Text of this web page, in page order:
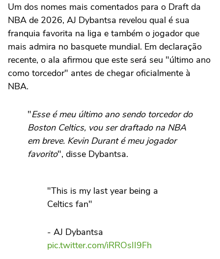
Um dos nomes mais comentados para o Draft da
NBA de 2026, AJ Dybantsa revelou qual é sua
franquia favorita na liga e também o jogador que
mais admira no basquete mundial. Em declaração
recente, o ala afirmou que este será seu "último ano
como torcedor" antes de chegar oficialmente à
NBA.
"Esse é meu último ano sendo torcedor do
Boston Celtics, vou ser draftado na NBA
em breve. Kevin Durant é meu jogador
favorito", disse Dybantsa.
"This is my last year being a
Celtics fan"
- AJ Dybantsa
pic.twitter.com/iRROsII9Fh